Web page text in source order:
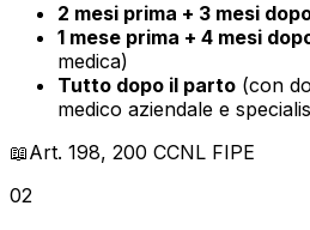
2 mesi prima + 3 mesi
1 mese prima + 4 mesi
medica)
Tutto dopo il parto (con
medico aziendale e
📖Art. 198, 200 CCNL FIPE
02